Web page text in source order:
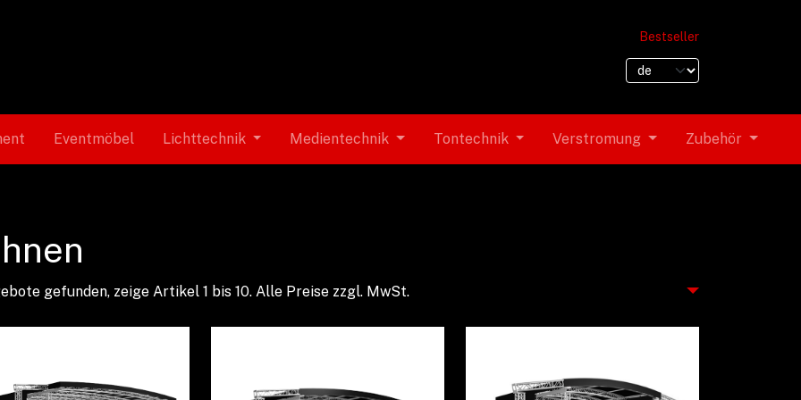
Bestseller
Eventmöbel Lichttechnik Medientechnik Tontechnik Verstromung Zubehör
gefunden, zeige Artikel 1 bis 10. Alle Preise zzgl. MwSt.